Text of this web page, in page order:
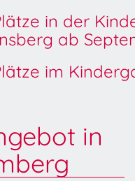
in der
ab
im
in